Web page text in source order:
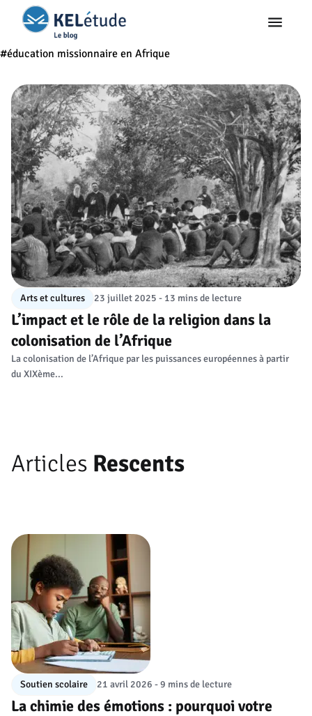
#éducation missionnaire en Afrique
Arts et cultures 23 juillet 2025 - 13 mins de lecture
L’impact et le rôle de la religion dans la
colonisation de l’Afrique
La colonisation de l’Afrique par les puissances européennes à partir
du XIXème...
Articles Rescents
Soutien scolaire 21 avril 2026 - 9 mins de lecture
La chimie des émotions : pourquoi votre